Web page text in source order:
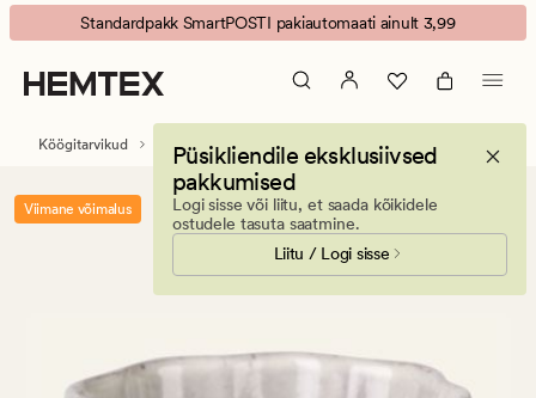
Flower
kauss
helehall
Animated
banner.
Press
ESCAPE
Standardpakk SmartPOSTI pakiautomaati ainult 3,99
Püsikliendile eksklusiivsed
pakkumised
Logi sisse või liitu, et saada kõikidele
ostudele tasuta saatmine.
Liitu / Logi sisse
Köögitarvikud Lauakatmistarvikud Taldrikud
Viimane võimalus